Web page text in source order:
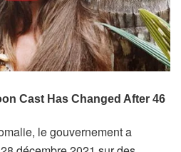
le gouvernement a